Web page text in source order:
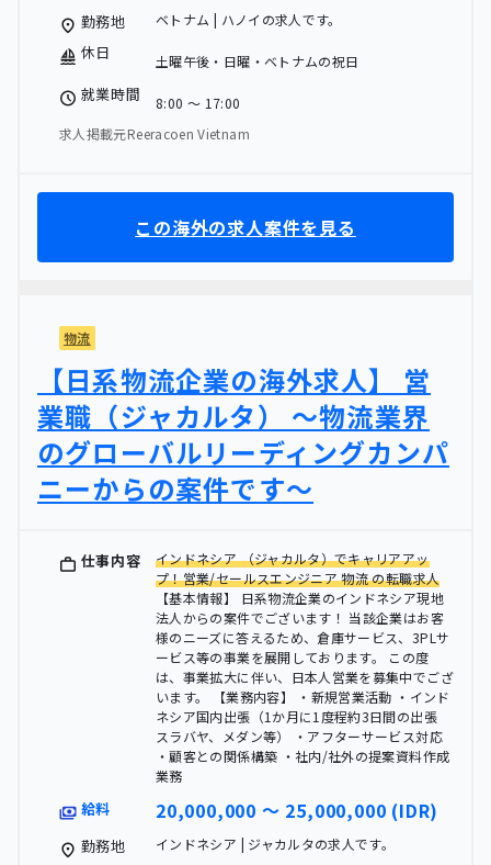
勤務地 ベトナム | ハノイの求人です。
休日 土曜午後・日曜・ベトナムの祝日
就業時間
8:00 〜 17:00
求人掲載元Reeracoen Vietnam
この海外の求人案件を見る
物流
【日系物流企業の海外求人】 営
業職（ジャカルタ） 〜物流業界
のグローバルリーディングカンパ
ニーからの案件です〜
仕事内容
インドネシア （ジャカルタ）でキャリアアッ
プ！営業/セールスエンジニア 物流 の転職求人
【基本情報】 日系物流企業のインドネシア現地
法人からの案件でございます！ 当該企業はお客
様のニーズに答えるため、倉庫サービス、3PLサ
ービス等の事業を展開しております。 この度
は、事業拡大に伴い、日本人営業を募集中でござ
います。 【業務内容】 ・新規営業活動 ・インド
ネシア国内出張（1か月に1度程約3日間の出張
スラバヤ、メダン等） ・アフターサービス対応
・顧客との関係構築 ・社内/社外の提案資料作成
業務
給料 20,000,000 〜 25,000,000 (IDR)
勤務地 インドネシア | ジャカルタの求人です。